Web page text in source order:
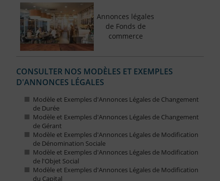
Annonces légales
de Fonds de
commerce
CONSULTER NOS MODÈLES ET EXEMPLES
D'ANNONCES LÉGALES
Modèle et Exemples d'Annonces Légales de Changement
de Durée
Modèle et Exemples d'Annonces Légales de Changement
de Gérant
Modèle et Exemples d'Annonces Légales de Modification
de Dénomination Sociale
Modèle et Exemples d'Annonces Légales de Modification
de l'Objet Social
Modèle et Exemples d'Annonces Légales de Modification
du Capital